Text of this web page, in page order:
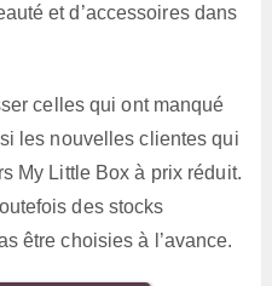
et d’accessoires dans
celles qui ont manqué
les nouvelles clientes qui
My Little Box à prix réduit.
des stocks
être choisies à l’avance.